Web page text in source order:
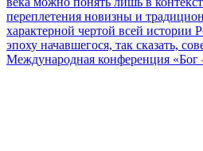
переплетения новизны и
характерной чертой всей истории
эпоху начавшегося, так сказать,
Международная конференция